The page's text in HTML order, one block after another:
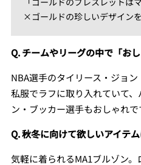
×ゴールドの珍しいデザイン
Q. チームやリーグの中で「お
NBA選手のタイリース・ジョ
私服でラフに取り入れていて
ン・ブッカー選手もおしゃれで
Q. 秋冬に向けて欲しいアイテム
気軽に着られるMA1ブルゾン